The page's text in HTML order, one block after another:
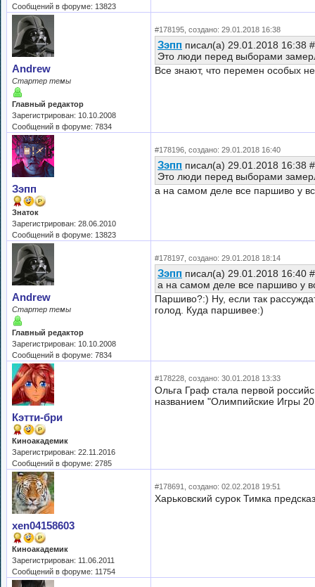
Сообщений в форуме: 13823
Andrew
Стартер темы
Главный редактор
Зарегистрирован: 10.10.2008
Сообщений в форуме: 7834
#178195, создано: 29.01.2018 16:38
Зэпп писал(а) 29.01.2018 16:38
Это люди перед выборами
Все знают, что перемен особых
Зэпп
Знаток
Зарегистрирован: 28.06.2010
Сообщений в форуме: 13823
#178196, создано: 29.01.2018 16:40
Зэпп писал(а) 29.01.2018 16:38
Это люди перед выборами
а на самом деле все паршиво у
Andrew
Стартер темы
Главный редактор
Зарегистрирован: 10.10.2008
Сообщений в форуме: 7834
#178197, создано: 29.01.2018 18:14
Зэпп писал(а) 29.01.2018 16:40
а на самом деле все паршиво у
Паршиво?:) Ну, если так
голод. Куда паршивее:)
Кэтти-бри
Киноакадемик
Зарегистрирован: 22.11.2016
Сообщений в форуме: 2785
#178228, создано: 30.01.2018 13:33
Ольга Граф стала первой
названием "Олимпийские Игры
xen04158603
Киноакадемик
Зарегистрирован: 11.06.2011
Сообщений в форуме: 11754
#178691, создано: 02.02.2018 19:51
Харьковский сурок Тимка